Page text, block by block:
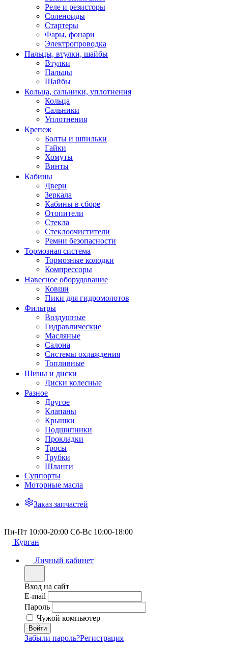
Реле и резисторы
Соленоиды
Стартеры
Фары, фонари
Электропроводка
Пальцы, втулки, шайбы
Втулки
Пальцы
Шайбы
Кольца, сальники, уплотнения
Кольца
Сальники
Уплотнения
Крепеж
Болты и шпильки
Гайки
Хомуты
Винты
Кабины
Двери
Зеркала
Кабины в сборе
Отопители
Стекла
Стеклоочистители
Ремни безопасности
Тормозная система
Тормозные колодки
Компрессоры
Навесное оборудование
Ковши
Пики для гидромолотов
Фильтры
Воздушные
Гидравлические
Масляные
Салона
Системы охлаждения
Топливные
Шины и диски
Диски колесные
Разное
Другое
Клапаны
Крышки
Подшипники
Прокладки
Тросы
Трубки
Шланги
Суппорты
Моторные масла
Заказ запчастей
Пн-Пт 10:00-20:00 Сб-Вс 10:00-18:00
Курган
Личный кабинет
Вход на сайт
E-mail
Пароль
Чужой компьютер
Забыли пароль?Регистрация